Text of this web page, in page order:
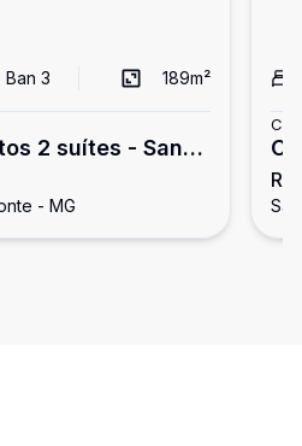
Ban3 189m²
2 suítes - Santa
- MG